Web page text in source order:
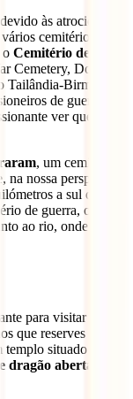
às atrocidades
cemitérios em
o Cemitério de
Cemetery, Don-
Tailândia-Birmânia.
de guerra
ver que a
, um cemitério
na nossa perspetiva
a sul de
de guerra, o
ao rio, onde estão
para visitar em
que reserves um
situado numa
dragão aberta